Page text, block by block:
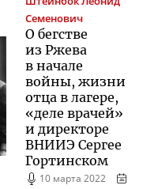
Семенович
О бегстве
из Ржева
в начале
войны, жизни
отца в лагере,
«деле врачей»
и директоре
ВНИИЭ Сергее
Гортинском
10 марта 2022